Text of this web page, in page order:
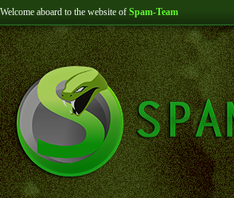
Welcome aboard to the website of Spam-Team